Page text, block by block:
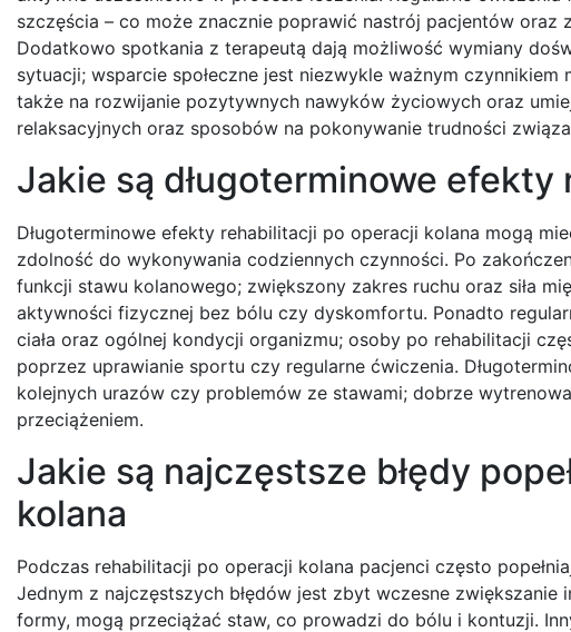
szczęścia – co może znacznie poprawić nastrój pacjentów
Dodatkowo spotkania z terapeutą dają możliwość wymiany
sytuacji; wsparcie społeczne jest niezwykle ważnym
także na rozwijanie pozytywnych nawyków życiowych oraz
relaksacyjnych oraz sposobów na pokonywanie trudności
Jakie są długoterminowe
Długoterminowe efekty rehabilitacji po operacji kolana mogą
zdolność do wykonywania codziennych czynności. Po
funkcji stawu kolanowego; zwiększony zakres ruchu oraz siła
aktywności fizycznej bez bólu czy dyskomfortu. Ponadto
ciała oraz ogólnej kondycji organizmu; osoby po rehabilitacji
poprzez uprawianie sportu czy regularne ćwiczenia.
kolejnych urazów czy problemów ze stawami; dobrze
przeciążeniem.
Jakie są najczęstsze błędy
kolana
Podczas rehabilitacji po operacji kolana pacjenci często
Jednym z najczęstszych błędów jest zbyt wczesne
formy, mogą przeciążać staw, co prowadzi do bólu i kontuzji.